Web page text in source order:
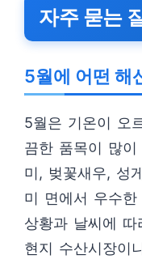
자주 묻는
5월에 어떤 해
5월은 기온이 오
끔한 품목이 많
미, 벚꽃새우, 성
미 면에서 우수
상황과 날씨에
현지 수산시장이